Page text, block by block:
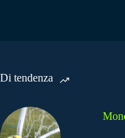
Di tendenza